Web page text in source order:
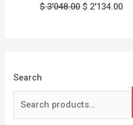
Search
$3'048.00 $ 2'134.00